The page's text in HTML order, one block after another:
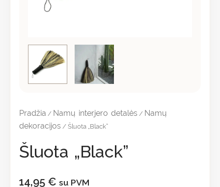
Pradžia / Namų interjero detalės / Namų
dekoracijos / Šluota „Black”
Šluota „Black”
14,95 € su PVM